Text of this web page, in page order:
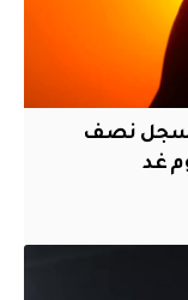
نصف
غد